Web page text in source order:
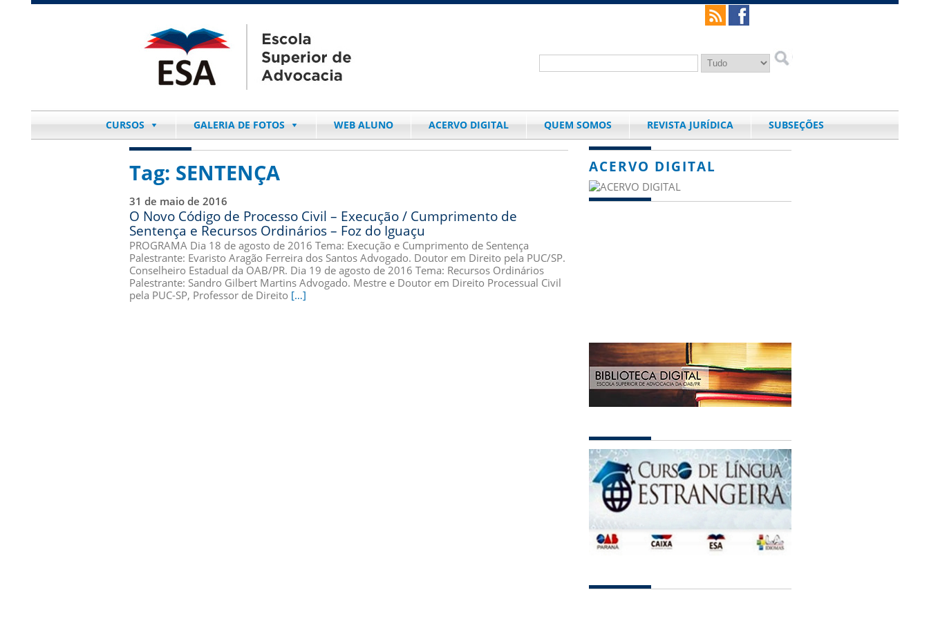
CURSOS GALERIA DE FOTOS WEB ALUNO ACERVO DIGITAL QUEM SOMOS REVISTA JURÍDICA SUBSEÇÕES
Tag: SENTENÇA
31 de maio de 2016
O Novo Código de Processo Civil – Execução / Cumprimento de
Sentença e Recursos Ordinários – Foz do Iguaçu
PROGRAMA Dia 18 de agosto de 2016 Tema: Execução e Cumprimento de Sentença
Palestrante: Evaristo Aragão Ferreira dos Santos Advogado. Doutor em Direito pela PUC/SP.
Conselheiro Estadual da OAB/PR. Dia 19 de agosto de 2016 Tema: Recursos Ordinários
Palestrante: Sandro Gilbert Martins Advogado. Mestre e Doutor em Direito Processual Civil
pela PUC-SP, Professor de Direito […]
ACERVO DIGITAL